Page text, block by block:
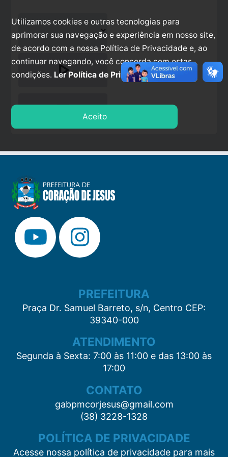
play_arrow
stop
PREFEITURA
Praça Dr. Samuel Barreto, s/n, Centro CEP:
39340-000
ATENDIMENTO
Segunda à Sexta: 7:00 às 11:00 e das 13:00 às
17:00
CONTATO
gabpmcorjesus@gmail.com
(38) 3228-1328
POLÍTICA DE PRIVACIDADE
Acesse nossa política de privacidade para mais
Utilizamos cookies e outras tecnologias para
aprimorar sua navegação e experiência em nosso site,
de acordo com a nossa Política de Privacidade e, ao
continuar navegando, você concorda com estas
condições. Ler Política de Privacidade.
Aceito